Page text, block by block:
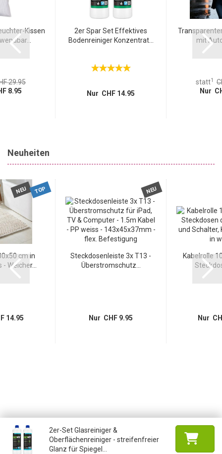
Kissen
29.95
8.95
2er Spar Set Effektives
Bodenreiniger Konzentrat...
Nur CHF 14.95
mit
statt1
Nur
Neuheiten
NEU TOP
cm in
Weicher...
14.95
NEU
Steckdosenleiste 3x T13 -
Überstromschutz...
Nur CHF 9.95
Kabelrolle
Nur
2er-Set Glasreiniger &
Oberflächenreiniger - streifenfreier
Glanz für Spiegel...